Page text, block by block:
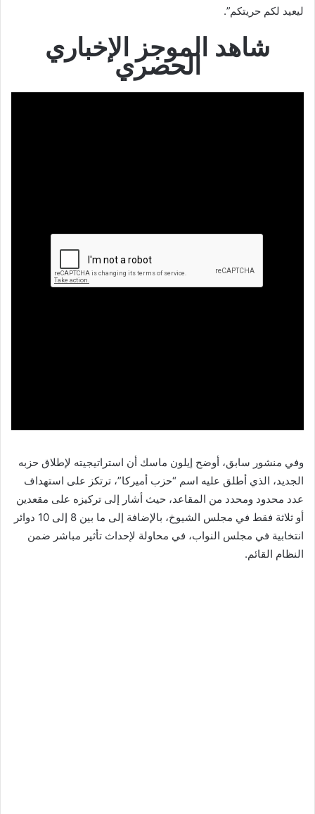
ليعيد لكم حريتكم”.
شاهد الموجز الإخباري
الحصري
وفي منشور سابق، أوضح إيلون ماسك أن استراتيجيته لإطلاق حزبه
الجديد، الذي أطلق عليه اسم “حزب أميركا”، ترتكز على استهداف
عدد محدود ومحدد من المقاعد، حيث أشار إلى تركيزه على مقعدين
أو ثلاثة فقط في مجلس الشيوخ، بالإضافة إلى ما بين 8 إلى 10 دوائر
انتخابية في مجلس النواب، في محاولة لإحداث تأثير مباشر ضمن
النظام القائم.